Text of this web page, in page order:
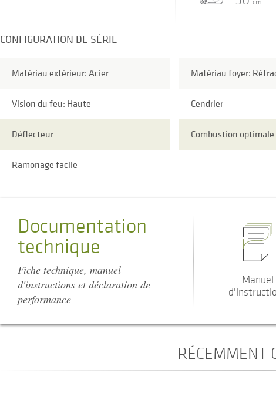
CONFIGURATION DE SÉRIE
Matériau extérieur: Acier Matériau foyer:
Vision du feu: Haute Cendrier
Déflecteur Combustion optimale
Ramonage facile
Documentation
technique
Fiche technique, manuel
d'instructions et déclaration de
performance
Manuel
RÉCEMMENT